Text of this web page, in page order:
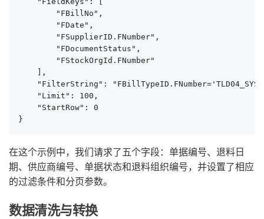
        "FBillNo",
        "FDate",
        "FSupplierID.FNumber",
        "FDocumentStatus",
        "FStockOrgId.FNumber"
    ],
"FilterString":
    "Limit": 100,
    "StartRow": 0
}
在这个示例中，我们请求了五个字段：单据编号、退料日
期、供应商编号、单据状态和退料组织编号，并设置了相应
的过滤条件和分页参数。
数据清洗与转换